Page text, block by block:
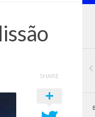
SHARE